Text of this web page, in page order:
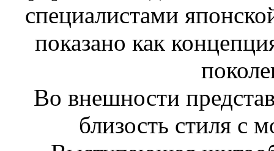
специалистами
показано как
Во внешности
близость стиля с